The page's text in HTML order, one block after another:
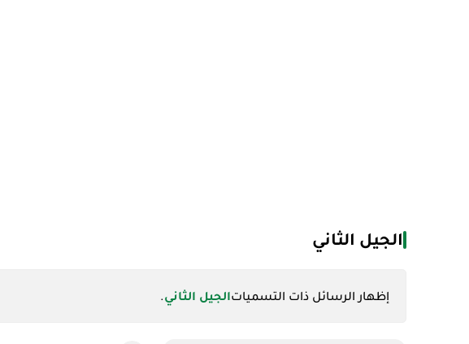
الجيل الثاني
‏إظهار الرسائل ذات التسمياتالجيل الثاني.